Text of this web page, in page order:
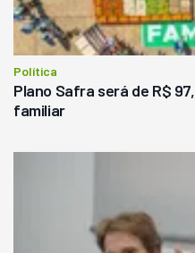
Política
Plano Safra será de R$
familiar